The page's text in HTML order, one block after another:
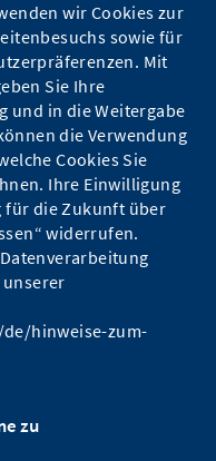
wir Cookies zur
sowie für
Mit
Sie Ihre
und in die Weitergabe
die Verwendung
Cookies Sie
Ihre Einwilligung
für die Zukunft über
widerrufen.
hinweise-zum-
zu